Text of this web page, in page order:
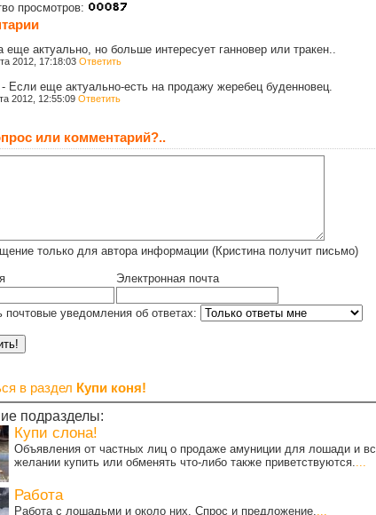
просмотров:
еще актуально, но больше интересует ганновер или тракен..
2012, 17:18:03 Ответить
- Если еще актуально-есть на продажу жеребец буденновец.
2012, 12:55:09 Ответить
или комментарий?..
только для автора информации (Кристина получит письмо)
Электронная почта
почтовые уведомления об ответах:
в раздел Купи коня!
подразделы:
Купи слона!
Объявления от частных лиц о продаже амуниции для лошади и
желании купить или обменять что-либо также приветствуются....
Работа
Работа с лошадьми и около них. Спрос и предложение....